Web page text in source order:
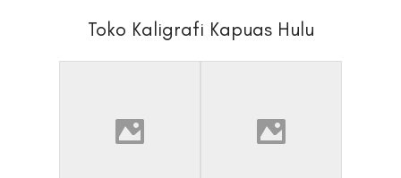
Toko Kaligrafi Kapuas Hulu